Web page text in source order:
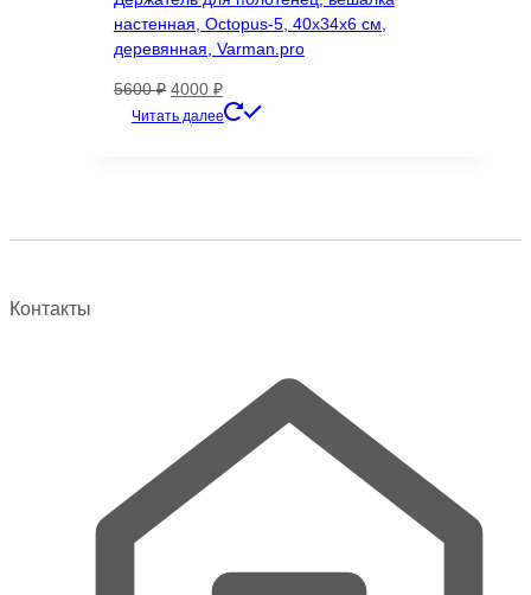
выбрать
на
странице
настенная, Octopus-5, 40х34х6 cм,
деревянная, Varman.pro
5600₽ Первоначальная
цена
4000 ₽Текущая
цена:
Читать далее
Контакты